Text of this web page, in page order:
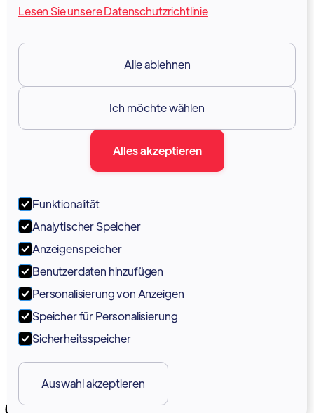
Nutzungsbedingungen
DSGVO
Ressourcen 
Dokumentation
Portal
Unterstützung
Marketing-Kit
Copyright 2026 © Vodia Networks Inc.
Lesen Sie unsere Datenschutzrichtlinie
Alle ablehnen
Ich möchte wählen
Alles akzeptieren
Funktionalität
Analytischer Speicher
Anzeigenspeicher
Benutzerdaten hinzufügen
Personalisierung von Anzeigen
Speicher für Personalisierung
Sicherheitsspeicher
Auswahl akzeptieren